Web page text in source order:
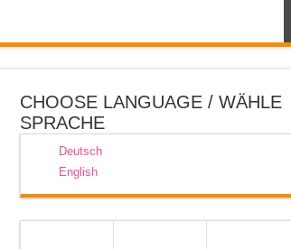
CHOOSE LANGUAGE / WÄHLE
SPRACHE
Deutsch
English